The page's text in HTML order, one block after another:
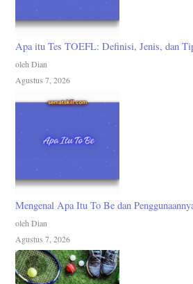
Apa itu Tes TOEFL: Definisi, Jenis, dan
oleh Dian
Agustus 7, 2026
Mengenal Apa Itu To Be dan
oleh Dian
Agustus 7, 2026